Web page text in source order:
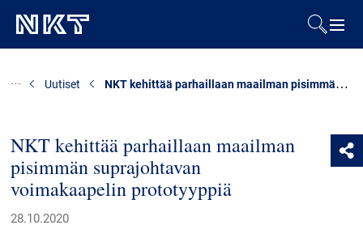
Ladattavat tiedostot
Uutiset
NKT kehittää parhaillaan maailman
pisimmän suprajohtavan
voimakaapelin prototyyppiä
28.10.2020
Uutiset NKT kehittää parhaillaan maailman pisimmän suprajohtavan voimakaapelin prototyyppiä